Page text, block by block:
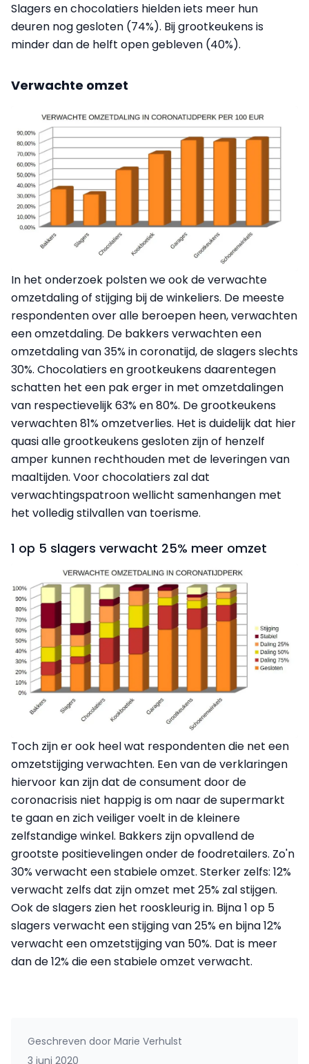
Slagers en chocolatiers hielden iets meer hun
deuren nog gesloten (74%). Bij grootkeukens is
minder dan de helft open gebleven (40%).
Verwachte omzet
In het onderzoek polsten we ook de verwachte
omzetdaling of stijging bij de winkeliers. De meeste
respondenten over alle beroepen heen, verwachten
een omzetdaling. De bakkers verwachten een
omzetdaling van 35% in coronatijd, de slagers slechts
30%. Chocolatiers en grootkeukens daarentegen
schatten het een pak erger in met omzetdalingen
van respectievelijk 63% en 80%. De grootkeukens
verwachten 81% omzetverlies. Het is duidelijk dat hier
quasi alle grootkeukens gesloten zijn of henzelf
amper kunnen rechthouden met de leveringen van
maaltijden. Voor chocolatiers zal dat
verwachtingspatroon wellicht samenhangen met
het volledig stilvallen van toerisme.
1 op 5 slagers verwacht 25% meer omzet
Toch zijn er ook heel wat respondenten die net een
omzetstijging verwachten. Een van de verklaringen
hiervoor kan zijn dat de consument door de
coronacrisis niet happig is om naar de supermarkt
te gaan en zich veiliger voelt in de kleinere
zelfstandige winkel. Bakkers zijn opvallend de
grootste positievelingen onder de foodretailers. Zo'n
30% verwacht een stabiele omzet. Sterker zelfs: 12%
verwacht zelfs dat zijn omzet met 25% zal stijgen.
Ook de slagers zien het rooskleurig in. Bijna 1 op 5
slagers verwacht een stijging van 25% en bijna 12%
verwacht een omzetstijging van 50%. Dat is meer
dan de 12% die een stabiele omzet verwacht.
Geschreven door Marie Verhulst
3 juni 2020